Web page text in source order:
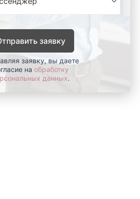
заявку
заявку, вы даете
на обработку
данных.